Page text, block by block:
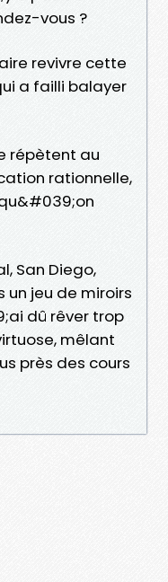
vous ?
revivre cette
a failli balayer
répètent au
rationnelle,
San Diego,
un jeu de miroirs
dû rêver trop
mêlant
près des cours